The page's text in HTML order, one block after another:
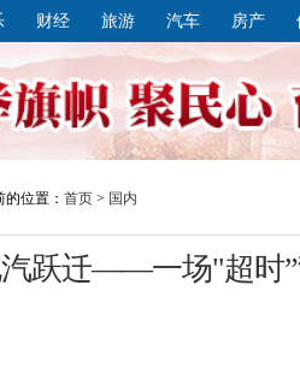
财经 旅游 汽车 房产
的位置： 首页 > 国内
跃迁——一场"超时